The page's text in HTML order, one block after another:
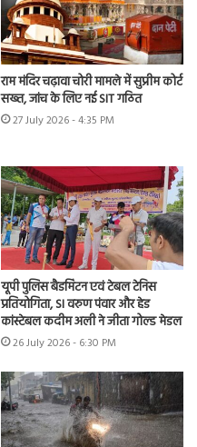
राम मंदिर चढ़ावा चोरी मामले में सुप्रीम कोर्ट
सख्त, जांच के लिए नई SIT गठित
27 July 2026 - 4:35 PM
यूपी पुलिस बैडमिंटन एवं टेबल टेनिस
प्रतियोगिता, SI वरुण पंवार और हेड
कांस्टेबल कदीम अली ने जीता गोल्ड मेडल
26 July 2026 - 6:30 PM